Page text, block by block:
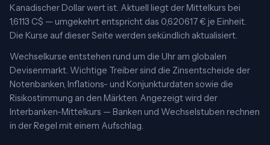
Kanadischer Dollar wert ist. Aktuell liegt der Mittelkurs bei
1,6113 C$ — umgekehrt entspricht das 0,620617 € je Einheit.
Die Kurse auf dieser Seite werden sekündlich aktualisiert.
Wechselkurse entstehen rund um die Uhr am globalen
Devisenmarkt. Wichtige Treiber sind die Zinsentscheide der
Notenbanken, Inflations- und Konjunkturdaten sowie die
Risikostimmung an den Märkten. Angezeigt wird der
Interbanken-Mittelkurs — Banken und Wechselstuben rechnen
in der Regel mit einem Aufschlag.